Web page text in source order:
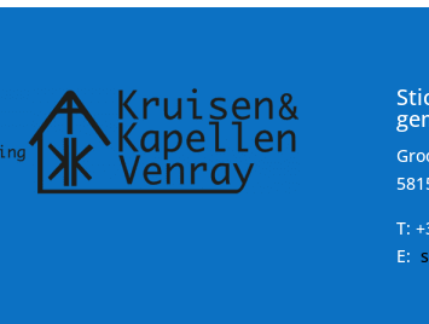
T:
E: